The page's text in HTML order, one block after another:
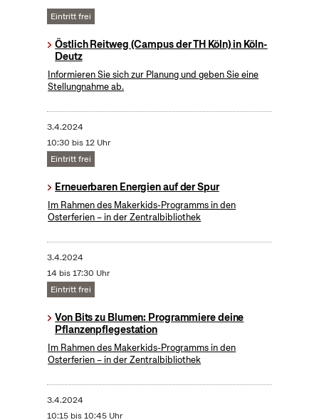
Eintritt frei
Östlich Reitweg (Campus der TH Köln) in Köln-
Deutz
Informieren Sie sich zur Planung und geben Sie eine
Stellungnahme ab.
3.4.2024
10:30 bis 12 Uhr
Eintritt frei
Erneuerbaren Energien auf der Spur
Im Rahmen des Makerkids-Programms in den
Osterferien – in der Zentralbibliothek
3.4.2024
14 bis 17:30 Uhr
Eintritt frei
Von Bits zu Blumen: Programmiere deine
Pflanzenpflegestation
Im Rahmen des Makerkids-Programms in den
Osterferien – in der Zentralbibliothek
3.4.2024
10:15 bis 10:45 Uhr